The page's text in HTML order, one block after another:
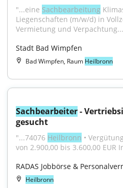
"...eine Sachbearbeitung
Liegenschaften (m/w/d) in
Vermietung und
Stadt Bad Wimpfen
Bad Wimpfen, Raum Heilbronn
Sachbearbeiter -
gesucht
"...74076 Heilbronn •
von 2.900,00 bis 3.600,00 EUR
RADAS Jobbörse &
Heilbronn